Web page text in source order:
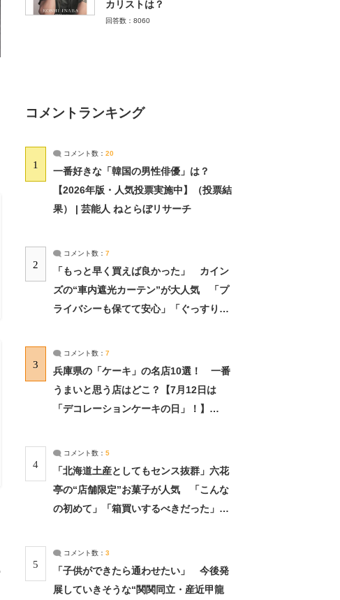
カリストは？
回答数：8060
コメントランキング
1
コメント数： 20
一番好きな「韓国の男性俳優」は？
【2026年版・人気投票実施中】（投票結
果） | 芸能人 ねとらぼリサーチ
2
コメント数： 7
「もっと早く買えば良かった」 カイン
ズの“車内遮光カーテン”が大人気 「プ
ライバシーも保てて安心」「ぐっすり眠
3
コメント数： 7
兵庫県の「ケーキ」の名店10選！ 一番
うまいと思う店はどこ？【7月12日は
「デコレーションケーキの日」！】
4
コメント数： 5
「北海道土産としてもセンス抜群」六花
亭の“店舗限定”お菓子が人気 「こんな
の初めて」「箱買いするべきだった」
5
コメント数： 3
「子供ができたら通わせたい」 今後発
展していきそうな“関関同立・産近甲龍